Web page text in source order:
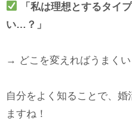
「私は理想とするタイ
い…？」
→ どこを変えればうまくい
自分をよく知ることで、婚
ますね！